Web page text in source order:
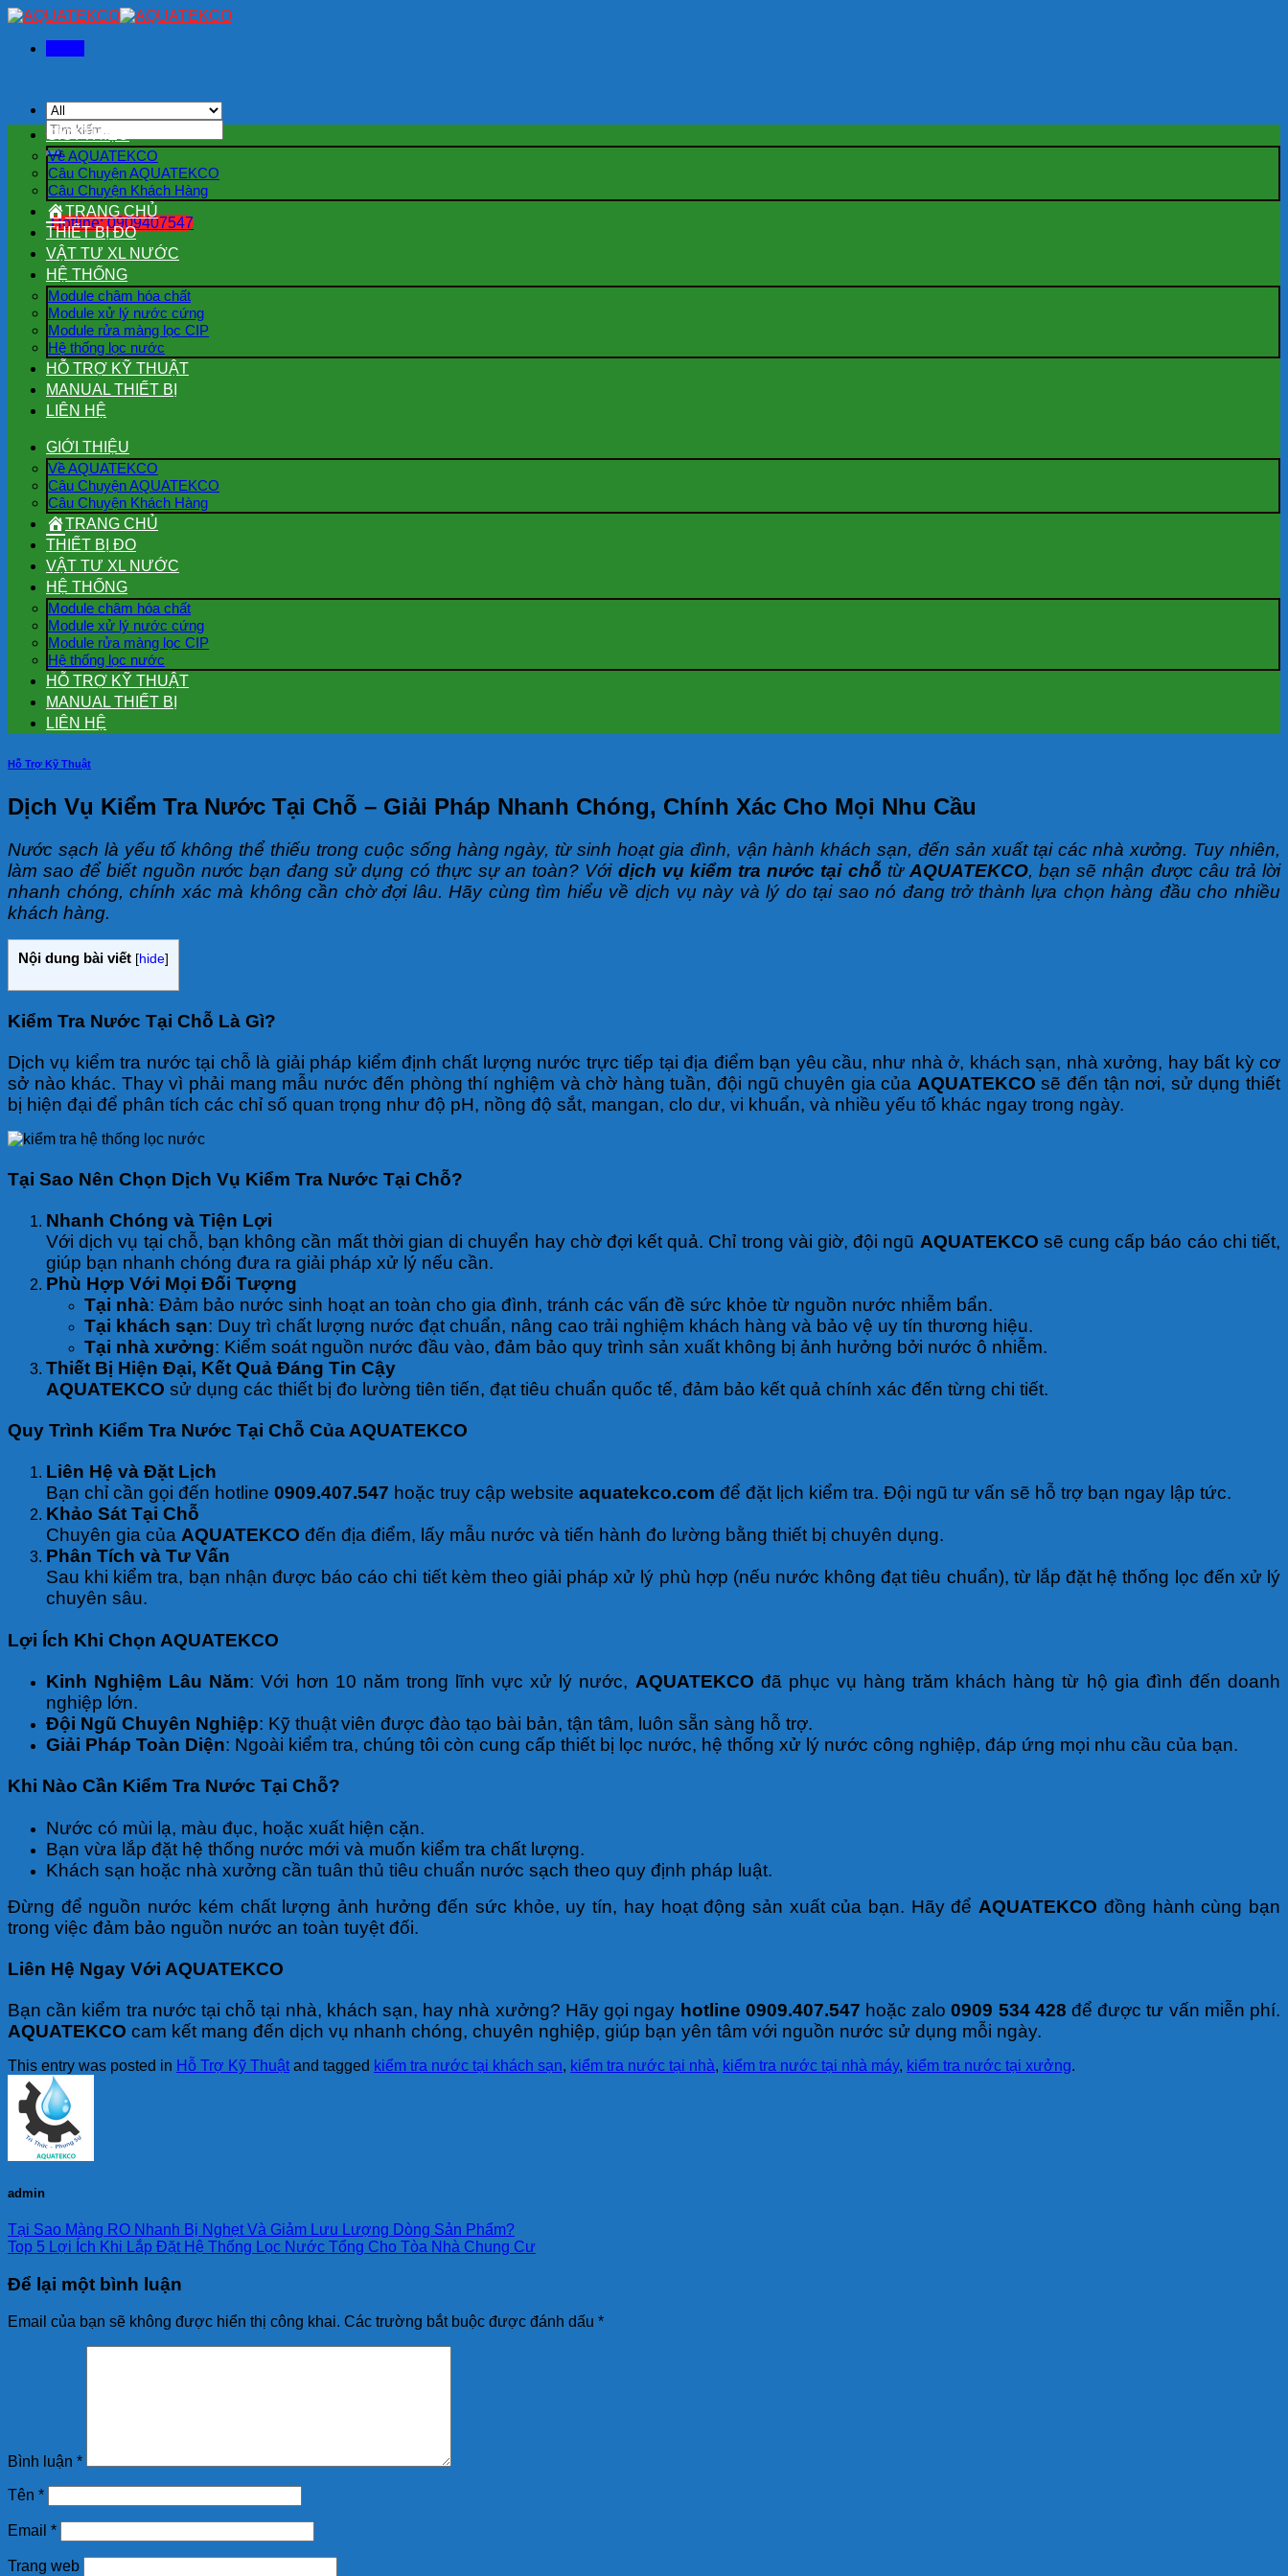
Skip
content
Tìm
kiếm:
Hotline: 0909407547
GIỚI THIỆU
Về AQUATEKCO
Câu Chuyện AQUATEKCO
Câu Chuyện Khách Hàng
TRANG CHỦ
THIẾT BỊ ĐO
VẬT TƯ XL NƯỚC
HỆ THỐNG
Module châm hóa chất
Module xử lý nước cứng
Module rửa màng lọc CIP
Hệ thống lọc nước
HỖ TRỢ KỸ THUẬT
MANUAL THIẾT BỊ
LIÊN HỆ
GIỚI THIỆU
Về AQUATEKCO
Câu Chuyện AQUATEKCO
Câu Chuyện Khách Hàng
TRANG CHỦ
THIẾT BỊ ĐO
VẬT TƯ XL NƯỚC
HỆ THỐNG
Module châm hóa chất
Module xử lý nước cứng
Module rửa màng lọc CIP
Hệ thống lọc nước
HỖ TRỢ KỸ THUẬT
MANUAL THIẾT BỊ
LIÊN HỆ
Hỗ Trợ Kỹ Thuật
Dịch Vụ Kiểm Tra Nước Tại Chỗ – Giải Pháp Nhanh Chóng, Chính Xác Cho Mọi Nhu Cầu
Nước sạch là yếu tố không thể thiếu trong cuộc sống hàng ngày, từ sinh hoạt gia đình, vận hành khách sạn, đến sản xuất tại các nhà xưởng. Tuy nhiên,
làm sao để biết nguồn nước bạn đang sử dụng có thực sự an toàn? Với dịch vụ kiểm tra nước tại chỗ từ AQUATEKCO, bạn sẽ nhận được câu trả lời
nhanh chóng, chính xác mà không cần chờ đợi lâu. Hãy cùng tìm hiểu về dịch vụ này và lý do tại sao nó đang trở thành lựa chọn hàng đầu cho nhiều
khách hàng.
Nội dung bài viết [hide]
Kiểm Tra Nước Tại Chỗ Là Gì?
Dịch vụ kiểm tra nước tại chỗ là giải pháp kiểm định chất lượng nước trực tiếp tại địa điểm bạn yêu cầu, như nhà ở, khách sạn, nhà xưởng, hay bất kỳ cơ
sở nào khác. Thay vì phải mang mẫu nước đến phòng thí nghiệm và chờ hàng tuần, đội ngũ chuyên gia của AQUATEKCO sẽ đến tận nơi, sử dụng thiết
bị hiện đại để phân tích các chỉ số quan trọng như độ pH, nồng độ sắt, mangan, clo dư, vi khuẩn, và nhiều yếu tố khác ngay trong ngày.
Tại Sao Nên Chọn Dịch Vụ Kiểm Tra Nước Tại Chỗ?
Nhanh Chóng và Tiện Lợi
Với dịch vụ tại chỗ, bạn không cần mất thời gian di chuyển hay chờ đợi kết quả. Chỉ trong vài giờ, đội ngũ AQUATEKCO sẽ cung cấp báo cáo chi tiết,
giúp bạn nhanh chóng đưa ra giải pháp xử lý nếu cần.
Phù Hợp Với Mọi Đối Tượng
Tại nhà: Đảm bảo nước sinh hoạt an toàn cho gia đình, tránh các vấn đề sức khỏe từ nguồn nước nhiễm bẩn.
Tại khách sạn: Duy trì chất lượng nước đạt chuẩn, nâng cao trải nghiệm khách hàng và bảo vệ uy tín thương hiệu.
Tại nhà xưởng: Kiểm soát nguồn nước đầu vào, đảm bảo quy trình sản xuất không bị ảnh hưởng bởi nước ô nhiễm.
Thiết Bị Hiện Đại, Kết Quả Đáng Tin Cậy
AQUATEKCO sử dụng các thiết bị đo lường tiên tiến, đạt tiêu chuẩn quốc tế, đảm bảo kết quả chính xác đến từng chi tiết.
Quy Trình Kiểm Tra Nước Tại Chỗ Của AQUATEKCO
Liên Hệ và Đặt Lịch
Bạn chỉ cần gọi đến hotline 0909.407.547 hoặc truy cập website aquatekco.com để đặt lịch kiểm tra. Đội ngũ tư vấn sẽ hỗ trợ bạn ngay lập tức.
Khảo Sát Tại Chỗ
Chuyên gia của AQUATEKCO đến địa điểm, lấy mẫu nước và tiến hành đo lường bằng thiết bị chuyên dụng.
Phân Tích và Tư Vấn
Sau khi kiểm tra, bạn nhận được báo cáo chi tiết kèm theo giải pháp xử lý phù hợp (nếu nước không đạt tiêu chuẩn), từ lắp đặt hệ thống lọc đến xử lý
chuyên sâu.
Lợi Ích Khi Chọn AQUATEKCO
Kinh Nghiệm Lâu Năm: Với hơn 10 năm trong lĩnh vực xử lý nước, AQUATEKCO đã phục vụ hàng trăm khách hàng từ hộ gia đình đến doanh
nghiệp lớn.
Đội Ngũ Chuyên Nghiệp: Kỹ thuật viên được đào tạo bài bản, tận tâm, luôn sẵn sàng hỗ trợ.
Giải Pháp Toàn Diện: Ngoài kiểm tra, chúng tôi còn cung cấp thiết bị lọc nước, hệ thống xử lý nước công nghiệp, đáp ứng mọi nhu cầu của bạn.
Khi Nào Cần Kiểm Tra Nước Tại Chỗ?
Nước có mùi lạ, màu đục, hoặc xuất hiện cặn.
Bạn vừa lắp đặt hệ thống nước mới và muốn kiểm tra chất lượng.
Khách sạn hoặc nhà xưởng cần tuân thủ tiêu chuẩn nước sạch theo quy định pháp luật.
Đừng để nguồn nước kém chất lượng ảnh hưởng đến sức khỏe, uy tín, hay hoạt động sản xuất của bạn. Hãy để AQUATEKCO đồng hành cùng bạn
trong việc đảm bảo nguồn nước an toàn tuyệt đối.
Liên Hệ Ngay Với AQUATEKCO
Bạn cần kiểm tra nước tại chỗ tại nhà, khách sạn, hay nhà xưởng? Hãy gọi ngay hotline 0909.407.547 hoặc zalo0909 534 428 để được tư vấn miễn phí.
AQUATEKCO cam kết mang đến dịch vụ nhanh chóng, chuyên nghiệp, giúp bạn yên tâm với nguồn nước sử dụng mỗi ngày.
This entry was posted in Hỗ Trợ Kỹ Thuật and tagged kiểm tra nước tại khách sạn, kiểm tra nước tại nhà, kiểm tra nước tại nhà máy, kiểm tra nước tại xưởng.
admin
Tại Sao Màng RO Nhanh Bị Nghẹt Và Giảm Lưu Lượng Dòng Sản Phẩm?
Top 5 Lợi Ích Khi Lắp Đặt Hệ Thống Lọc Nước Tổng Cho Tòa Nhà Chung Cư
Để lại một bình luận
Email của bạn sẽ không được hiển thị công khai. Các trường bắt buộc được đánh dấu *
Bình luận *
Tên *
Email *
Trang web